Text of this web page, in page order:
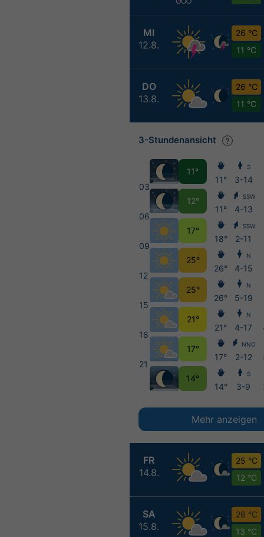
MI
12.8.
26 °C
11 °C
DO
13.8.
26 °C
11 °C
FR
14.8.
25 °C
12 °C
SA
15.8.
26 °C
13 °C
3-Stundenansicht
03
06
09
12
15
18
21
11°
12°
17°
25°
25°
21°
17°
14°
11°
11°
18°
26°
26°
21°
17°
14°
S
3-14
SSW
4-13
SSW
2-11
N
4-15
N
5-19
N
4-17
NNO
2-12
S
3-9
Mehr anzeigen